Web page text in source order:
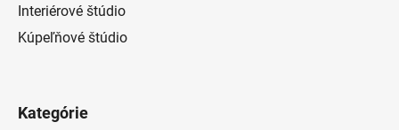
Interiérové štúdio
Kúpeľňové štúdio
Kategórie